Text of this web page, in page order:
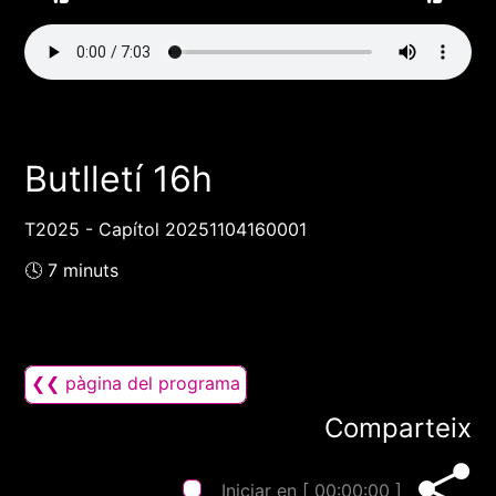
Butlletí 16h
T2025 - Capítol 20251104160001
🕓 7 minuts
❮❮ pàgina del programa
Comparteix
Iniciar en [ 00:00:00 ]